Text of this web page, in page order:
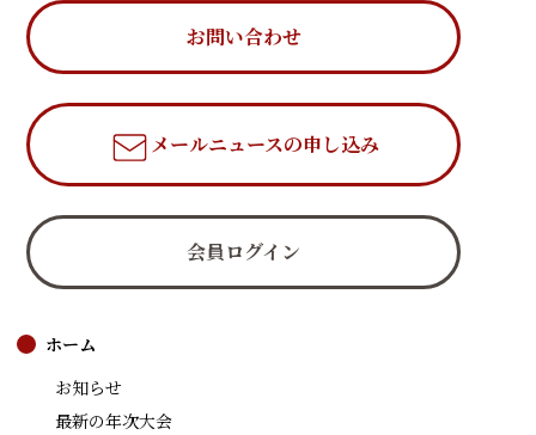
お問い合わせ
メールニュースの申し込み
会員ログイン
ホーム
お知らせ
最新の年次大会